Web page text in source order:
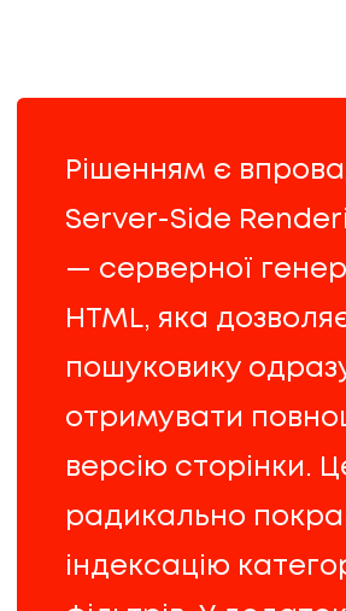
Рішенням є
Server-Side
— серверної
HTML, яка
пошуковику
отримувати
версію сторінки.
радикально
індексацію